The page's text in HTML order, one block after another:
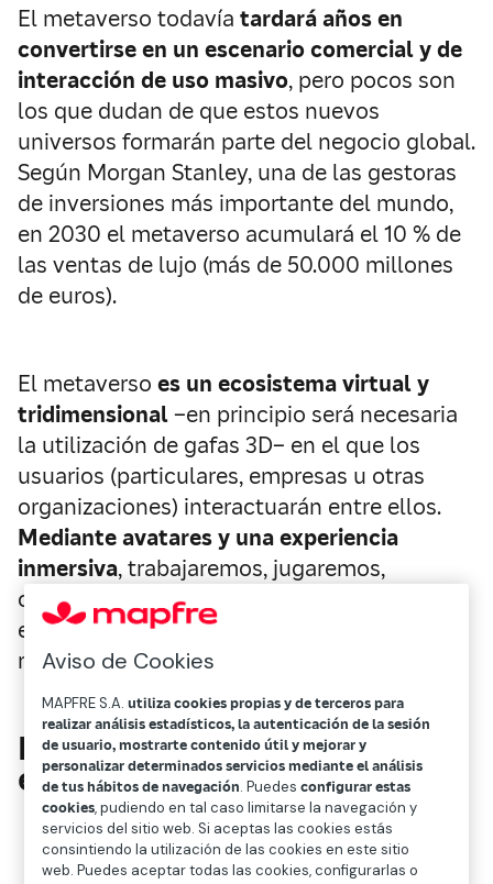
El metaverso todavía tardará años en
convertirse en un escenario comercial y de
interacción de uso masivo, pero pocos son
los que dudan de que estos nuevos
universos formarán parte del negocio global.
Según Morgan Stanley, una de las gestoras
de inversiones más importante del mundo,
en 2030 el metaverso acumulará el 10 % de
las ventas de lujo (más de 50.000 millones
de euros).
El metaverso es un ecosistema virtual y
tridimensional–en principio será necesaria
la utilización de gafas 3D– en el que los
usuarios (particulares, empresas u otras
organizaciones) interactuarán entre ellos.
Mediante avatares y una experiencia
inmersiva, trabajaremos, jugaremos,
compraremos, aprenderemos, iremos a
eventos culturales o deportivos, nos
reuniremos con familiares y amigos…
El sector de los seguros en
el metaverso
Aviso de Cookies
MAPFRE S.A.utiliza cookies propias y de terceros para
realizar análisis estadísticos, la autenticación de la sesión
de usuario, mostrarte contenido útil y mejorar y
personalizar determinados servicios mediante el análisis
de tus hábitos de navegación . Puedesconfigurar estas
cookies , pudiendo en tal caso limitarse la navegación y
servicios del sitio web. Si aceptas las cookies estás
consintiendo la utilización de las cookies en este sitio
web. Puedes aceptar todas las cookies, configurarlas o